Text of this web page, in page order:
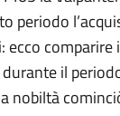
periodo
il
nobiltà